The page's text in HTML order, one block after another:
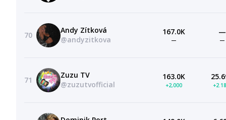
70
Andy Zítková
@andyzitkova
167.0K
—
—
—
71
Zuzu TV
@zuzutvofficial
163.0K
+2,000